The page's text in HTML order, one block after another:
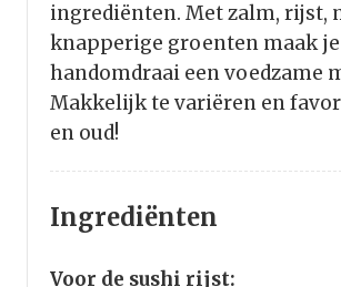
ingrediënten. Met zalm, rijst,
knapperige groenten maak
handomdraai een voedzame
Makkelijk te variëren en
en oud!
Ingrediënten
Voor de sushi rijst: